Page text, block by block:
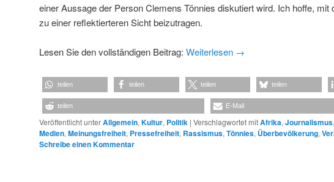
einer Aussage der Person Clemens Tönnies diskutiert wird. Ich hoffe, mit
zu einer reflektierteren Sicht beizutragen.
Lesen Sie den vollständigen Beitrag: Weiterlesen →
teilen teilen teilen teilen
teilen E-Mail
Veröffentlicht unterAllgemein, Kultur, Politik | Verschlagwortet mitAfrika, Journalismus,
Medien, Meinungsfreiheit, Pressefreiheit, Rassismus, Tönnies, Überbevölkerung,
Schreibe einen Kommentar